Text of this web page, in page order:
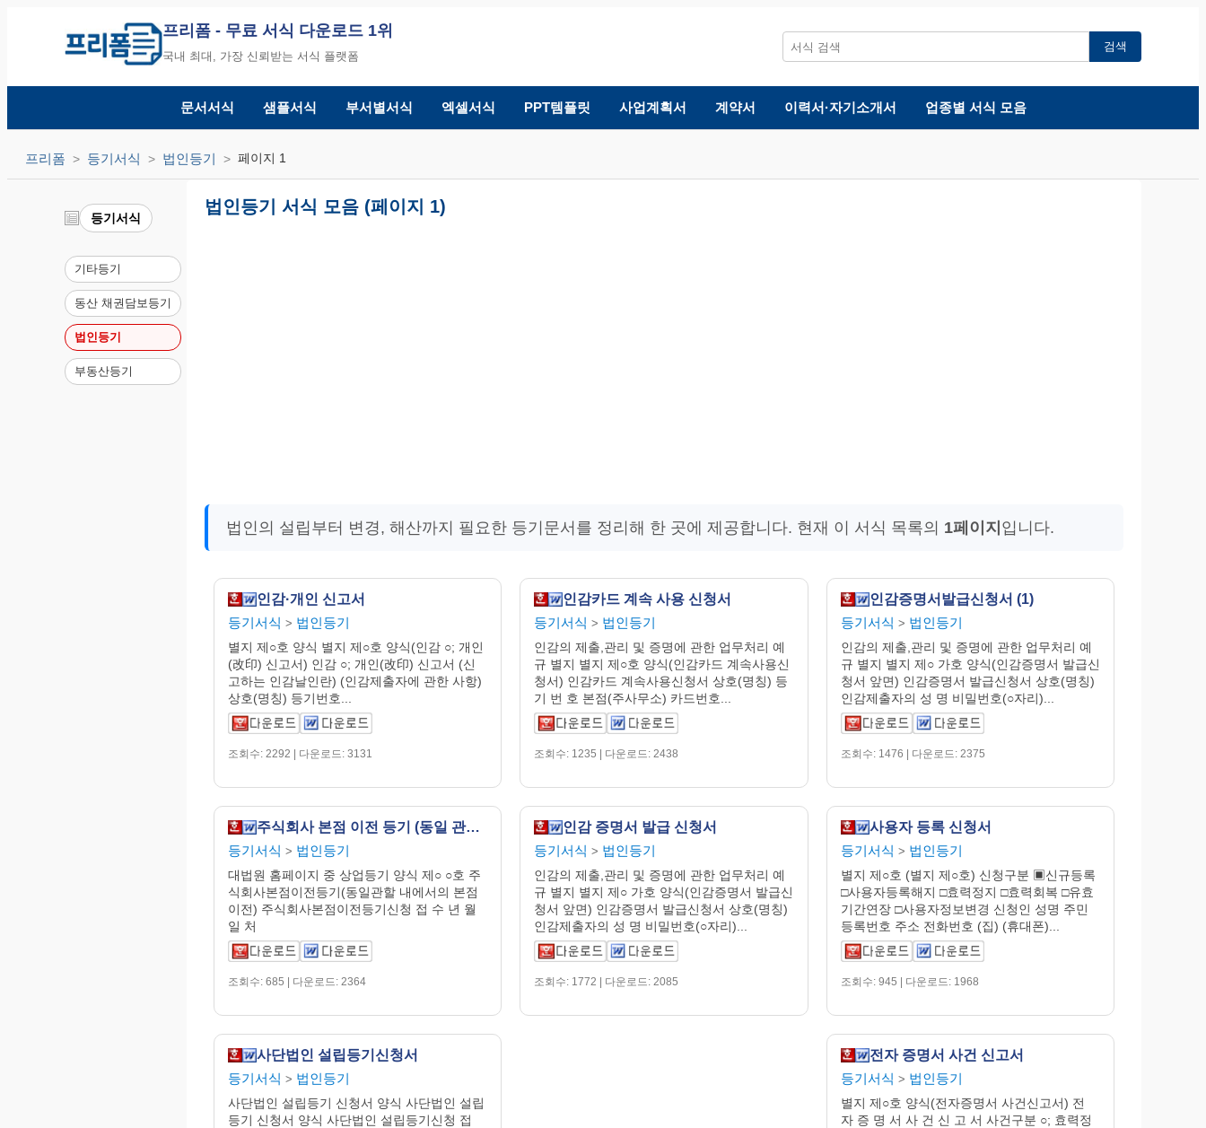
프리폼 - 무료 서식 다운로드 1위
국내 최대, 가장 신뢰받는 서식 플랫폼
검색
문서서식 샘플서식 부서별서식 엑셀서식 PPT템플릿 사업계획서 계약서 이력서·자기소개서 업종별 서식 모음
프리폼 등기서식 법인등기 페이지 1
등기서식
기타등기
동산 채권담보등기
법인등기
부동산등기
법인등기 서식 모음 (페이지 1)
법인의 설립부터 변경, 해산까지 필요한 등기문서를 정리해 한 곳에 제공합니다. 현재 이 서식 목록의 1페이지 입니다.
인감·개인 신고서
등기서식 > 법인등기
별지 제○호 양식 별지 제○호 양식(인감 ○; 개인
(改印) 신고서) 인감 ○; 개인(改印) 신고서 (신
고하는 인감날인란) (인감제출자에 관한 사항)
상호(명칭) 등기번호...
조회수: 2292 | 다운로드: 3131
인감카드 계속 사용 신청서
등기서식 > 법인등기
인감의 제출,관리 및 증명에 관한 업무처리 예
규 별지 별지 제○호 양식(인감카드 계속사용신
청서) 인감카드 계속사용신청서 상호(명칭) 등
기 번 호 본점(주사무소) 카드번호...
조회수: 1235 | 다운로드: 2438
인감증명서발급신청서 (1)
등기서식 > 법인등기
인감의 제출,관리 및 증명에 관한 업무처리 예
규 별지 별지 제○ 가호 양식(인감증명서 발급신
청서 앞면) 인감증명서 발급신청서 상호(명칭)
인감제출자의 성 명 비밀번호(○자리)...
조회수: 1476 | 다운로드: 2375
주식회사 본점 이전 등기 (동일 관할 내에서의 본점 이전)
등기서식 > 법인등기
대법원 홈페이지 중 상업등기 양식 제○ ○호 주
식회사본점이전등기(동일관할 내에서의 본점
이전) 주식회사본점이전등기신청 접 수 년 월
일 처
조회수: 685 | 다운로드: 2364
인감 증명서 발급 신청서
등기서식 > 법인등기
인감의 제출,관리 및 증명에 관한 업무처리 예
규 별지 별지 제○ 가호 양식(인감증명서 발급신
청서 앞면) 인감증명서 발급신청서 상호(명칭)
인감제출자의 성 명 비밀번호(○자리)...
조회수: 1772 | 다운로드: 2085
사용자 등록 신청서
등기서식 > 법인등기
별지 제○호 (별지 제○호) 신청구분 ▣신규등록
□사용자등록해지 □효력정지 □효력회복 □유효
기간연장 □사용자정보변경 신청인 성명 주민
등록번호 주소 전화번호 (집) (휴대폰)...
조회수: 945 | 다운로드: 1968
사단법인 설립등기신청서
등기서식 > 법인등기
사단법인 설립등기 신청서 양식 사단법인 설립
등기 신청서 양식 사단법인 설립등기신청 접
전자 증명서 사건 신고서
등기서식 > 법인등기
별지 제○호 양식(전자증명서 사건신고서) 전
자 증 명 서 사 건 신 고 서 사건구분 ○; 효력정